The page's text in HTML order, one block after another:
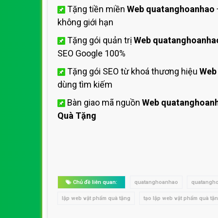
Tặng tiền miền Web quatanghoanhao
không giới hạn
Tặng gói quản trị Web
SEO Google 100%
Tặng gói SEO từ khoá thương hiệu
dùng tìm kiếm
Bàn giao mã nguồn Web
Quà Tặng
Chủ đề liên quan: quatanghoanhao
lập web vật phẩm quà tặng tạo lập web vật phẩm quà